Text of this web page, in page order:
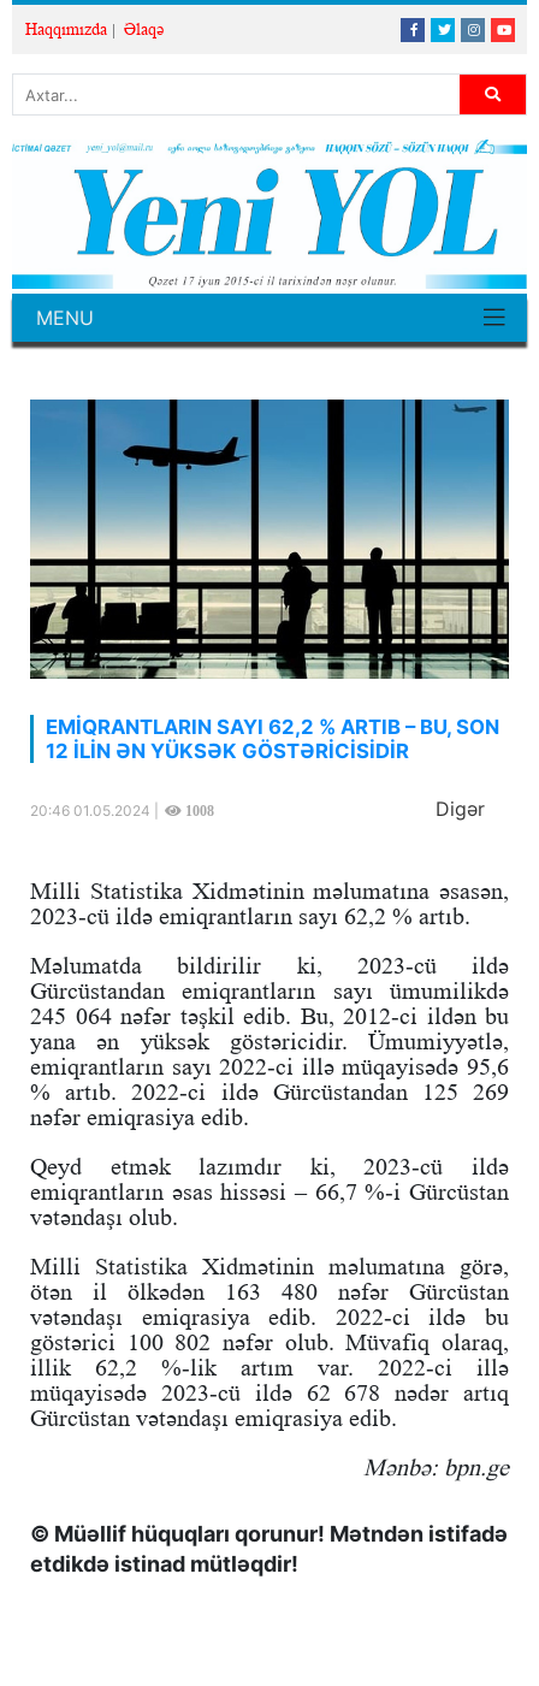
Haqqımızda Əlaqə
MENU
EMİQRANTLARIN SAYI 62,2 % ARTIB – BU, SON
12 İLİN ƏN YÜKSƏK GÖSTƏRİCİSİDİR
20:46 01.05.2024 | 1008 Digər
Milli Statistika Xidmətinin məlumatına əsasən,
2023-cü ildə emiqrantların sayı 62,2 % artıb.
Məlumatda bildirilir ki, 2023-cü ildə
Gürcüstandan emiqrantların sayı ümumilikdə
245 064 nəfər təşkil edib. Bu, 2012-ci ildən bu
yana ən yüksək göstəricidir. Ümumiyyətlə,
emiqrantların sayı 2022-ci illə müqayisədə 95,6
% artıb. 2022-ci ildə Gürcüstandan 125 269
nəfər emiqrasiya edib.
Qeyd etmək lazımdır ki, 2023-cü ildə
emiqrantların əsas hissəsi – 66,7 %-i Gürcüstan
vətəndaşı olub.
Milli Statistika Xidmətinin məlumatına görə,
ötən il ölkədən 163 480 nəfər Gürcüstan
vətəndaşı emiqrasiya edib. 2022-ci ildə bu
göstərici 100 802 nəfər olub. Müvafiq olaraq,
illik 62,2 %-lik artım var. 2022-ci illə
müqayisədə 2023-cü ildə 62 678 nədər artıq
Gürcüstan vətəndaşı emiqrasiya edib.
Mənbə: bpn.ge
© Müəllif hüquqları qorunur! Mətndən istifadə
etdikdə istinad mütləqdir!